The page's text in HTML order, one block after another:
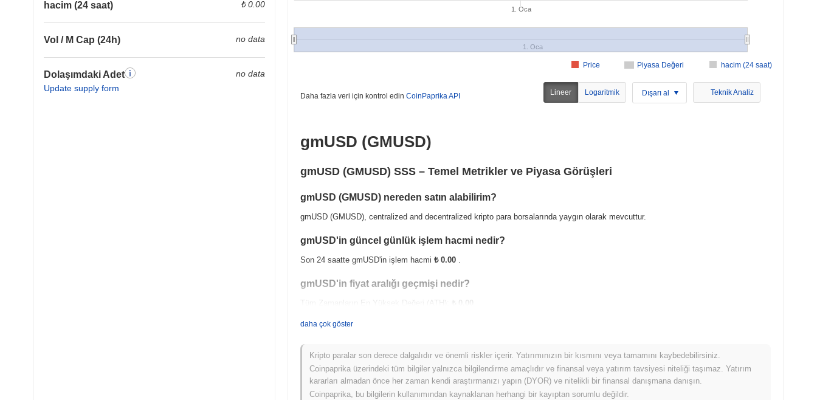
hacim (24 saat) ₺ 0.00
Vol / M Cap (24h) no data
Dolaşımdaki Adet
Update supply form
no data
Piyasa Değeri hacim (24 saat)
Price
1. Oca
1. Oca
Daha fazla veri için kontrol edin CoinPaprika API Lineer Logaritmik Dışarı al Teknik Analiz
gmUSD (GMUSD)
gmUSD (GMUSD) SSS – Temel Metrikler ve Piyasa Görüşleri
gmUSD (GMUSD) nereden satın alabilirim?
gmUSD (GMUSD), centralized and decentralized kripto para borsalarında yaygın olarak mevcuttur.
gmUSD'in güncel günlük işlem hacmi nedir?
Son 24 saatte gmUSD'in işlem hacmi ₺ 0.00 .
gmUSD'in fiyat aralığı geçmişi nedir?
Tüm Zamanların En Yüksek Değeri (ATH):
₺ 0.00
gmUSD, daha geniş kripto piyasasıyla karşılaştırıldığında nasıl performans gösteriyor?
Son 7 günde gmUSD0.00%kazandı, genel kripto piyasasından0.14%kazanç kaydeden daha düşük performans gösterdi. Bu, daha
geniş piyasa momentumuna göre GMUSD'ün fiyat hareketinde geçici bir gecikme gösterdiğini belirtir.
daha çok göster
Kripto paralar son derece dalgalıdır ve önemli riskler içerir. Yatırımınızın bir kısmını veya tamamını kaybedebilirsiniz.
Coinpaprika üzerindeki tüm bilgiler yalnızca bilgilendirme amaçlıdır ve finansal veya yatırım tavsiyesi niteliği taşımaz. Yatırım
kararları almadan önce her zaman kendi araştırmanızı yapın (DYOR) ve nitelikli bir finansal danışmana danışın.
Coinpaprika, bu bilgilerin kullanımından kaynaklanan herhangi bir kayıptan sorumlu değildir.